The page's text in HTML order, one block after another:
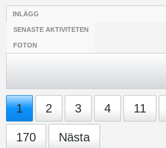
INLÄGG
SENASTE AKTIVITETEN
FOTON
1 2 3 4 11
170 Nästa